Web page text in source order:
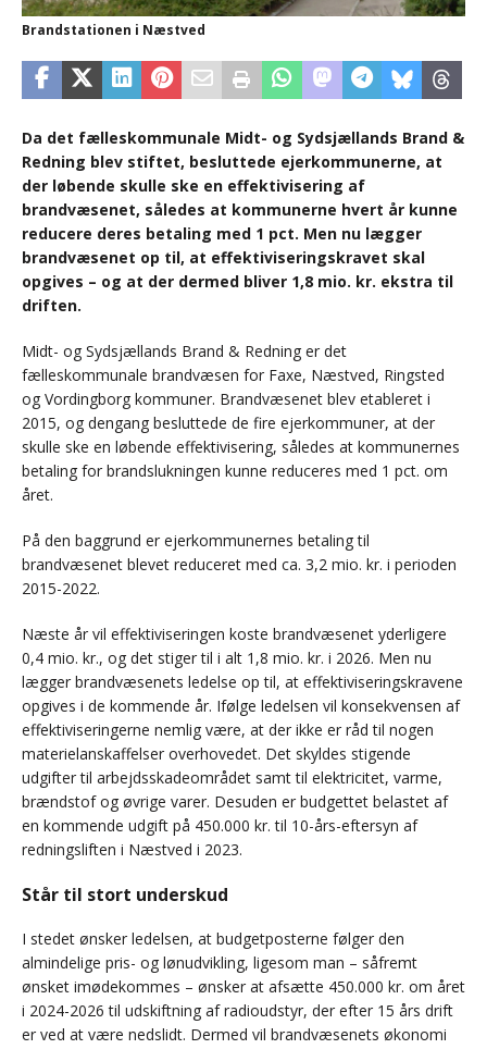
Brandstationen i Næstved
Da det fælleskommunale Midt- og Sydsjællands Brand &
Redning blev stiftet, besluttede ejerkommunerne, at
der løbende skulle ske en effektivisering af
brandvæsenet, således at kommunerne hvert år kunne
reducere deres betaling med 1 pct. Men nu lægger
brandvæsenet op til, at effektiviseringskravet skal
opgives – og at der dermed bliver 1,8 mio. kr. ekstra til
driften.
Midt- og Sydsjællands Brand & Redning er det
fælleskommunale brandvæsen for Faxe, Næstved, Ringsted
og Vordingborg kommuner. Brandvæsenet blev etableret i
2015, og dengang besluttede de fire ejerkommuner, at der
skulle ske en løbende effektivisering, således at kommunernes
betaling for brandslukningen kunne reduceres med 1 pct. om
året.
På den baggrund er ejerkommunernes betaling til
brandvæsenet blevet reduceret med ca. 3,2 mio. kr. i perioden
2015-2022.
Næste år vil effektiviseringen koste brandvæsenet yderligere
0,4 mio. kr., og det stiger til i alt 1,8 mio. kr. i 2026. Men nu
lægger brandvæsenets ledelse op til, at effektiviseringskravene
opgives i de kommende år. Ifølge ledelsen vil konsekvensen af
effektiviseringerne nemlig være, at der ikke er råd til nogen
materielanskaffelser overhovedet. Det skyldes stigende
udgifter til arbejdsskadeområdet samt til elektricitet, varme,
brændstof og øvrige varer. Desuden er budgettet belastet af
en kommende udgift på 450.000 kr. til 10-års-eftersyn af
redningsliften i Næstved i 2023.
Står til stort underskud
I stedet ønsker ledelsen, at budgetposterne følger den
almindelige pris- og lønudvikling, ligesom man – såfremt
ønsket imødekommes – ønsker at afsætte 450.000 kr. om året
i 2024-2026 til udskiftning af radioudstyr, der efter 15 års drift
er ved at være nedslidt. Dermed vil brandvæsenets økonomi